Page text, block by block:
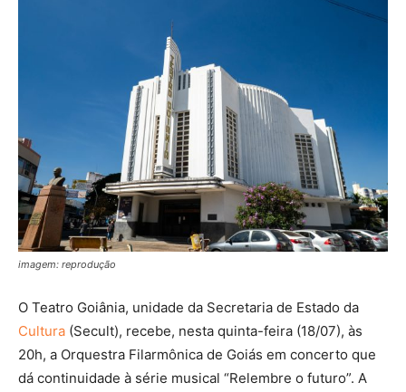
imagem: reprodução
O Teatro Goiânia, unidade da Secretaria de Estado da
Cultura (Secult), recebe, nesta quinta-feira (18/07), às
20h, a Orquestra Filarmônica de Goiás em concerto que
dá continuidade à série musical “Relembre o futuro”. A